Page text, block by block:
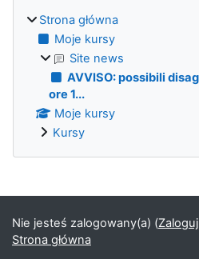
Strona główna
Moje kursy
Site news
AVVISO: possibili
ore 1...
Moje kursy
Kursy
Bloki uzupełniające
Nie jesteś zalogowany(a) (
Strona główna